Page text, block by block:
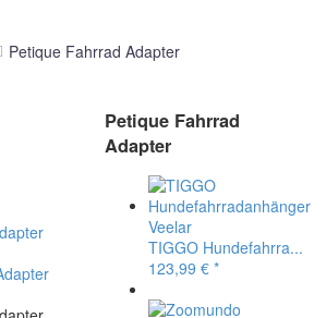
Petique Fahrrad Adapter
Petique Fahrrad
Adapter
TIGGO Hundefahrra...
123,99 € *